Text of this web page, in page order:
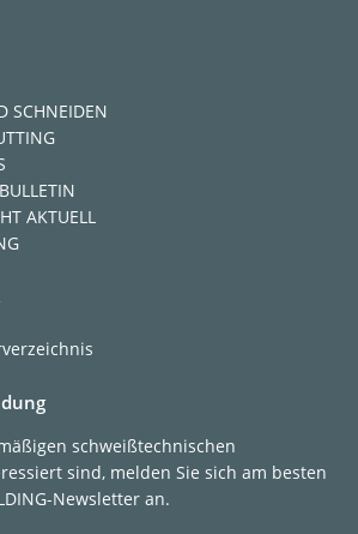
SCHNEIDEN
AKTUELL
schweißtechnischen
sind, melden Sie sich am besten
Newsletter an.